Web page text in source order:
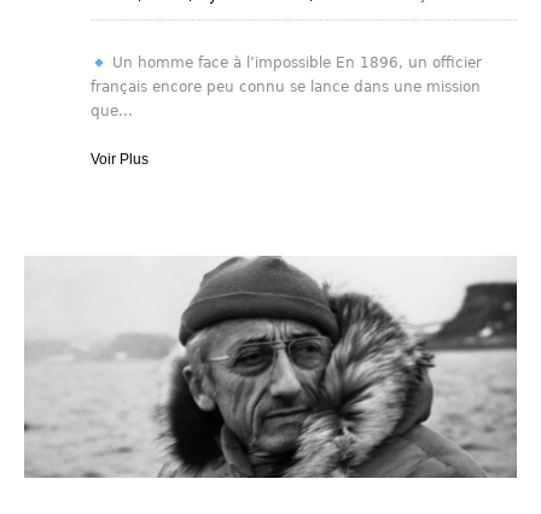
Un homme face à l’impossible En 1896, un officier
français encore peu connu se lance dans une mission
que...
Voir Plus